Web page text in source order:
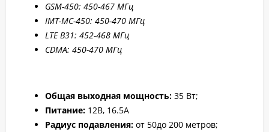
GSM-450: 450-467 МГц
IMT-MC-450: 450-470 МГц
LTE B31: 452-468 МГц
CDMA: 450-470 МГц
Общая выходная мощность: 35 Вт;
Питание: 12В, 16.5А
Радиус подавления: от 50до 200 метров;